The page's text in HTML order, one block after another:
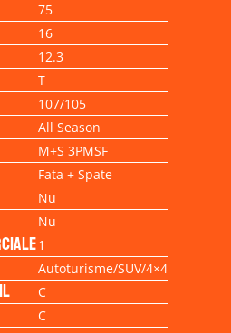
75
16
12.3
T
107/105
All Season
M+S 3PMSF
Fata + Spate
Nu
Nu
1
Autoturisme/SUV/4×4
C
C